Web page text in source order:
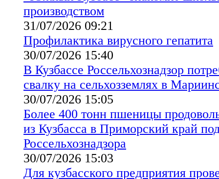
производством
31/07/2026 09:21
Профилактика вирусного гепатита
30/07/2026 15:40
В Кузбассе Россельхознадзор
свалку на сельхозземлях в
30/07/2026 15:05
Более 400 тонн пшеницы
из Кузбасса в Приморский край
Россельхознадзора
30/07/2026 15:03
Для кузбасского предприятия